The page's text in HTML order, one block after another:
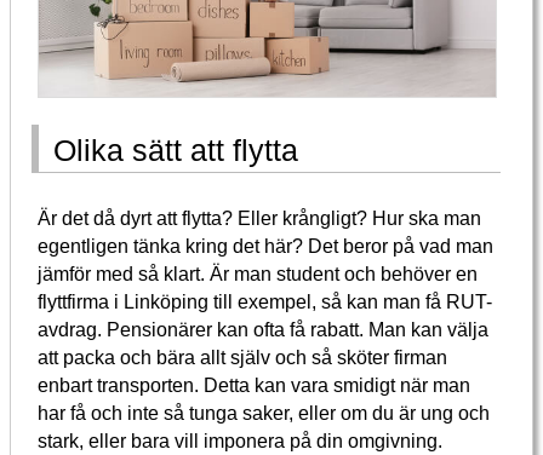
Olika sätt att flytta
Är det då dyrt att flytta? Eller krångligt? Hur ska man
egentligen tänka kring det här? Det beror på vad man
jämför med så klart. Är man student och behöver en
flyttfirma i Linköping till exempel, så kan man få RUT-
avdrag. Pensionärer kan ofta få rabatt. Man kan välja
att packa och bära allt själv och så sköter firman
enbart transporten. Detta kan vara smidigt när man
har få och inte så tunga saker, eller om du är ung och
stark, eller bara vill imponera på din omgivning.